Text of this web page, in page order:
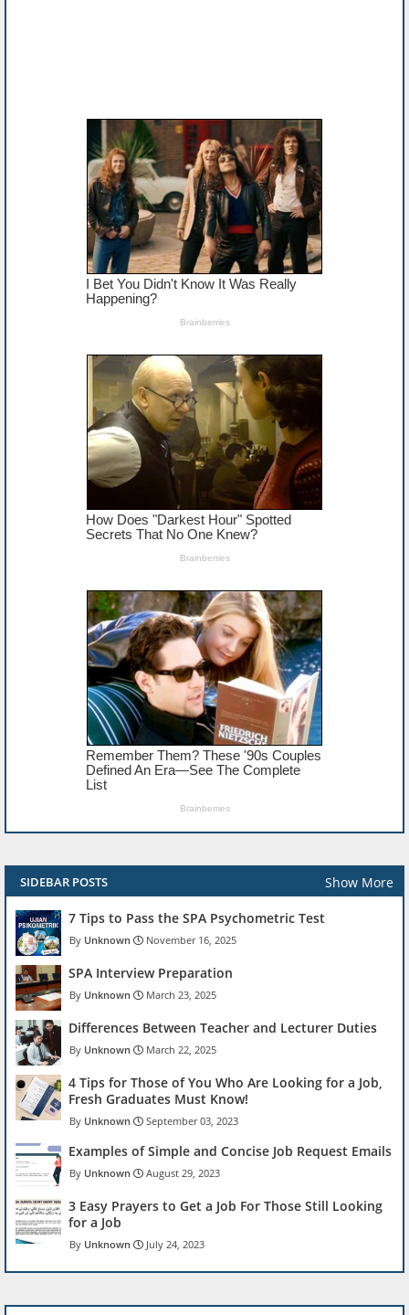
SIDEBAR POSTS Show More
7 Tips to Pass the SPA Psychometric Test
Unknown November 16, 2025
SPA Interview Preparation
Unknown March 23, 2025
Differences Between Teacher and Lecturer Duties
Unknown March 22, 2025
4 Tips for Those of You Who Are Looking for a Job,
Fresh Graduates Must Know!
Unknown September 03, 2023
Examples of Simple and Concise Job Request Emails
Unknown August 29, 2023
3 Easy Prayers to Get a Job For Those Still Looking
for a Job
Unknown July 24, 2023